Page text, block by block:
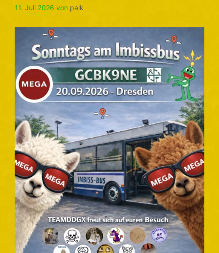
11. Juli 2026 von palk